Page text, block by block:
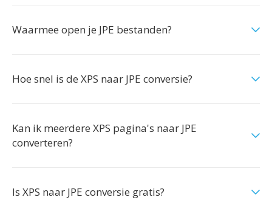
Waarmee open je JPE bestanden?
Hoe snel is de XPS naar JPE conversie?
Kan ik meerdere XPS pagina's naar JPE
converteren?
Is XPS naar JPE conversie gratis?